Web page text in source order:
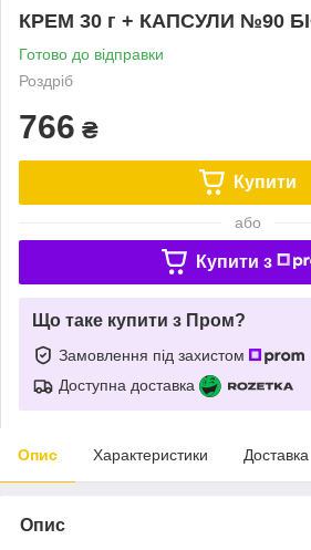
КРЕМ 30 г + КАПСУЛИ №90
Готово до відправки
Роздріб
766 ₴
Купити
або
Купити з
Що таке купити з Пром?
Замовлення під захистом
Доступна доставка
Опис Характеристики Доставка
Опис